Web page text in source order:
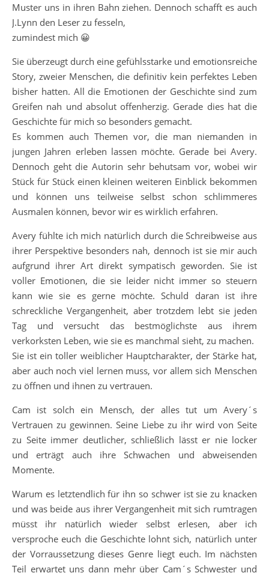
Muster uns in ihren Bahn ziehen. Dennoch schafft es auch
J.Lynn den Leser zu fesseln,
zumindest mich 😀
Sie überzeugt durch eine gefühlsstarke und emotionsreiche
Story, zweier Menschen, die definitiv kein perfektes Leben
bisher hatten. All die Emotionen der Geschichte sind zum
Greifen nah und absolut offenherzig. Gerade dies hat die
Geschichte für mich so besonders gemacht.
Es kommen auch Themen vor, die man niemanden in
jungen Jahren erleben lassen möchte. Gerade bei Avery.
Dennoch geht die Autorin sehr behutsam vor, wobei wir
Stück für Stück einen kleinen weiteren Einblick bekommen
und können uns teilweise selbst schon schlimmeres
Ausmalen können, bevor wir es wirklich erfahren.
Avery fühlte ich mich natürlich durch die Schreibweise aus
ihrer Perspektive besonders nah, dennoch ist sie mir auch
aufgrund ihrer Art direkt sympatisch geworden. Sie ist
voller Emotionen, die sie leider nicht immer so steuern
kann wie sie es gerne möchte. Schuld daran ist ihre
schreckliche Vergangenheit, aber trotzdem lebt sie jeden
Tag und versucht das bestmöglichste aus ihrem
verkorksten Leben, wie sie es manchmal sieht, zu machen.
Sie ist ein toller weiblicher Hauptcharakter, der Stärke hat,
aber auch noch viel lernen muss, vor allem sich Menschen
zu öffnen und ihnen zu vertrauen.
Cam ist solch ein Mensch, der alles tut um Avery´s
Vertrauen zu gewinnen. Seine Liebe zu ihr wird von Seite
zu Seite immer deutlicher, schließlich lässt er nie locker
und erträgt auch ihre Schwachen und abweisenden
Momente.
Warum es letztendlich für ihn so schwer ist sie zu knacken
und was beide aus ihrer Vergangenheit mit sich rumtragen
müsst ihr natürlich wieder selbst erlesen, aber ich
versproche euch die Geschichte lohnt sich, natürlich unter
der Vorraussetzung dieses Genre liegt euch. Im nächsten
Teil erwartet uns dann mehr über Cam´s Schwester und